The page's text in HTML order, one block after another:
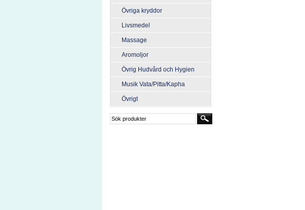
Övriga kryddor
Livsmedel
Massage
Aromoljor
Övrig Hudvård och Hygien
Musik Vata/Pitta/Kapha
Övrigt